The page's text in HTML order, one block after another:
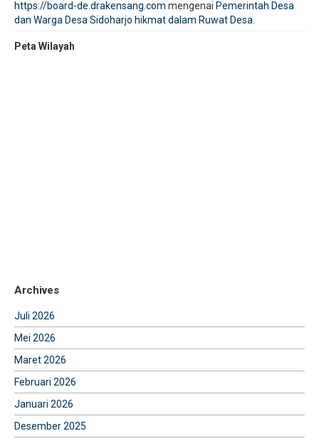
https://board-de.drakensang.com mengenai Pemerintah Desa
dan Warga Desa Sidoharjo hikmat dalam Ruwat Desa.
Peta Wilayah
Archives
Juli 2026
Mei 2026
Maret 2026
Februari 2026
Januari 2026
Desember 2025